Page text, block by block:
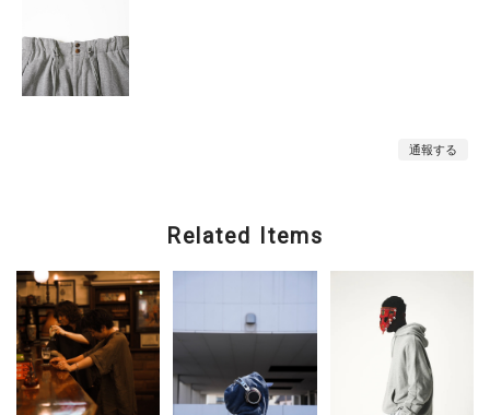
通報する
Related Items